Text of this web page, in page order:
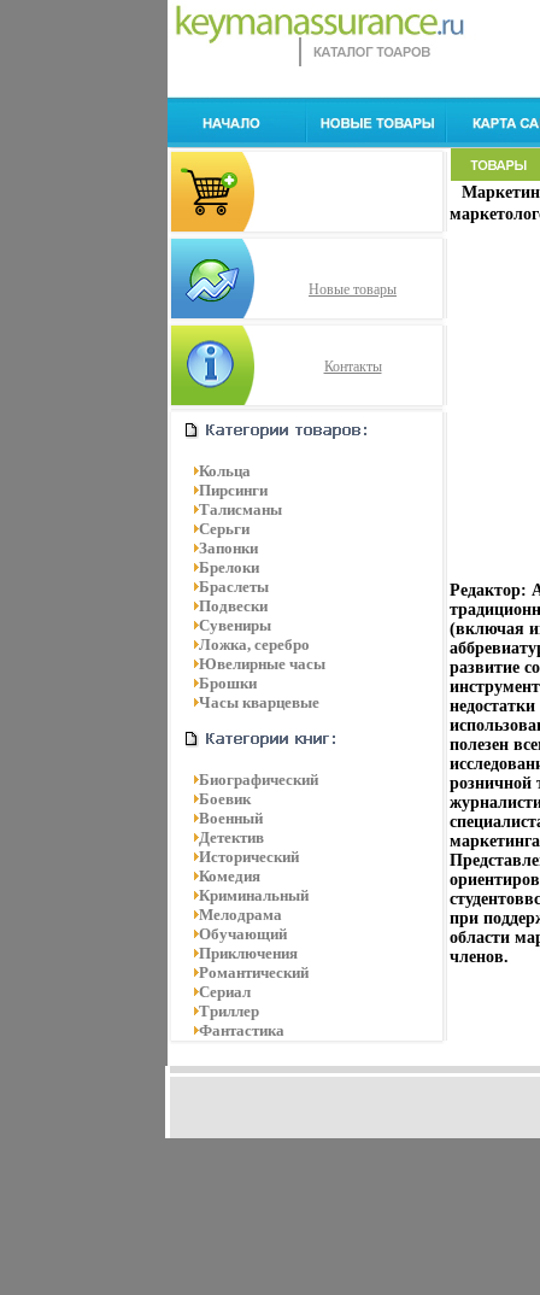
Новые товары
Контакты
Кольца
Пирсинги
Талисманы
Серьги
Запонки
Брелоки
Браслеты
Подвески
Сувениры
Ложка, серебро
Ювелирные часы
Брошки
Часы кварцевые
Биографический
Боевик
Военный
Детектив
Исторический
Комедия
Криминальный
Мелодрама
Обучающий
Приключения
Романтический
Сериал
Триллер
Фантастика
Редактор:
(включая
развитие
полезен
розничной
при
области
членов.